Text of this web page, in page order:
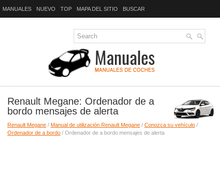
MANUALES NUEVO TOP MAPA DEL SITIO BUSCAR
Renault Megane: Ordenador de a
bordo mensajes de alerta
Renault Megane / Manual de utilización Renault Megane / Conozca su vehículo /
Ordenador de a bordo / Ordenador de a bordo mensajes de alerta